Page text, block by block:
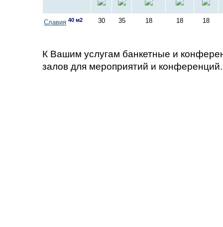
Славия 40 м2 30 35 18 18 18
К Вашим услугам банкетные и
залов для мероприятий и конференций.